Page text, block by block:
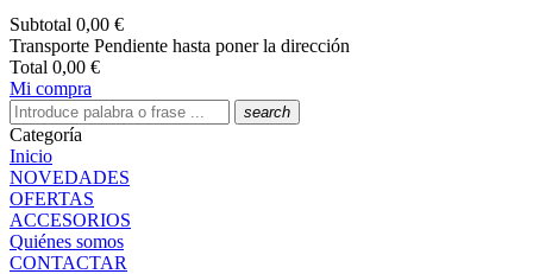
Subtotal 0,00 €
Transporte Pendiente hasta poner la dirección
Total 0,00 €
Mi compra
search
Categoría
Inicio
NOVEDADES
OFERTAS
ACCESORIOS
Quiénes somos
CONTACTAR